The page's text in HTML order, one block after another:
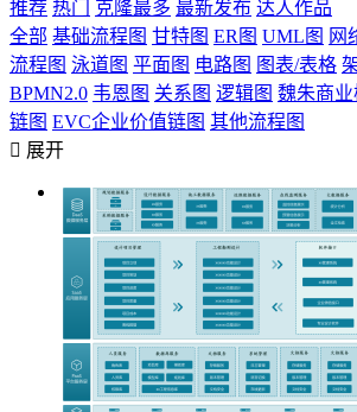
推荐 热门 克隆最多 最新发布 达人作品
全部 基础流程图 甘特图 ER图 UML图 网
流程图 泳道图 平面图 电路图 图表/表格
BPMN2.0 韦恩图 关系图 逻辑图 魏朱商
链图 EVC企业价值链图 其他流程图
 展开